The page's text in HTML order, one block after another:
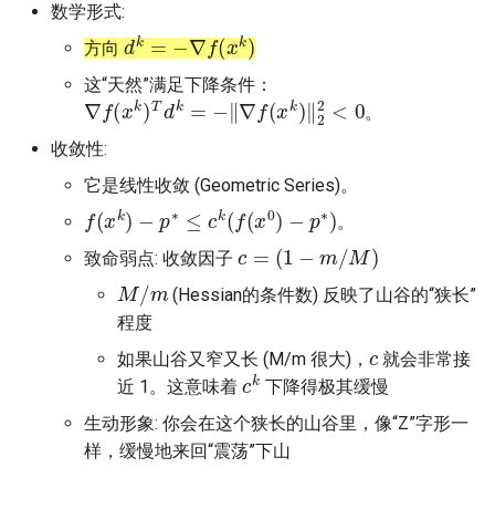
数学形式:
方向
dk=−∇f(xk)
这“天然”满足下降条件：
∇f (xk)Tdk= − ‖∇ f(xk) ‖2 2< 0
。
收敛性:
它是线性收敛 (Geometric Series)。
f(x )− ≤ k (x0)− p∗
。
致命弱点: 收敛因子
−
M/ m
(Hessian的条件数) 反映了山谷的“狭长”
程度
如果山谷又窄又长 (M/m 很大)，
就会非常接
近 1。这意味着
ck
下降得极其缓慢
生动形象: 你会在这个狭长的山谷里，像“Z”字形一
样，缓慢地来回“震荡”下山